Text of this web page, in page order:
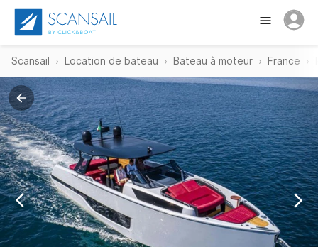
Scansail Location de bateau Bateau à moteur France